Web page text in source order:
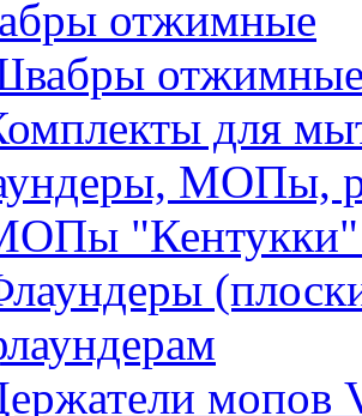
отжимные
для
МОПы,
"Кентукки"
мопов